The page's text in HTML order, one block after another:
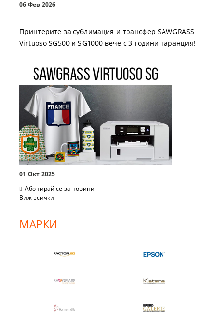
06 Фев 2026
Принтерите за сублимация и трансфер SAWGRASS
Virtuoso SG500 и SG1000 вече с 3 години гаранция!
01 Окт 2025
Абонирай се за новини
Виж всички
МАРКИ